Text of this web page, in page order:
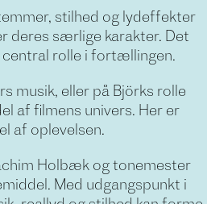
stilhed og lydeffekter
deres særlige karakter. Det
central rolle i fortællingen.
musik, eller på Björks rolle
af filmens univers. Her er
af oplevelsen.
Holbæk og tonemester
Med udgangspunkt i